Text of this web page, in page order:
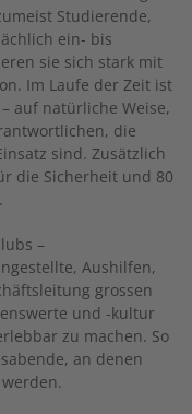
Studierende,
ein- bis
sie sich stark mit
Im Laufe der Zeit ist
auf natürliche Weise,
die
sind. Zusätzlich
die Sicherheit und 80
–
Aushilfen,
grossen
und -kultur
zu machen. So
an denen